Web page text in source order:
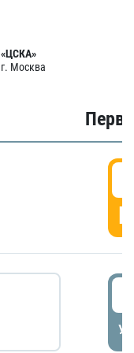
«ЦСКА»
г. Москва